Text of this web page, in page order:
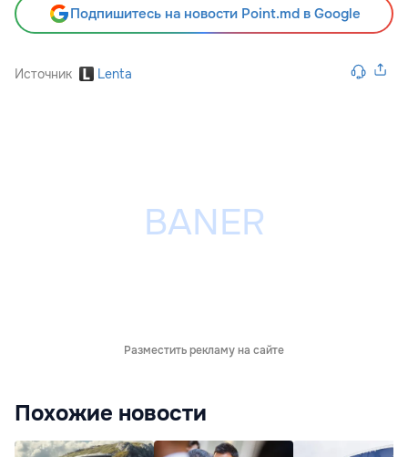
Подпишитесь на новости Point.md в Google
Источник Lenta
Разместить рекламу на сайте
Похожие новости